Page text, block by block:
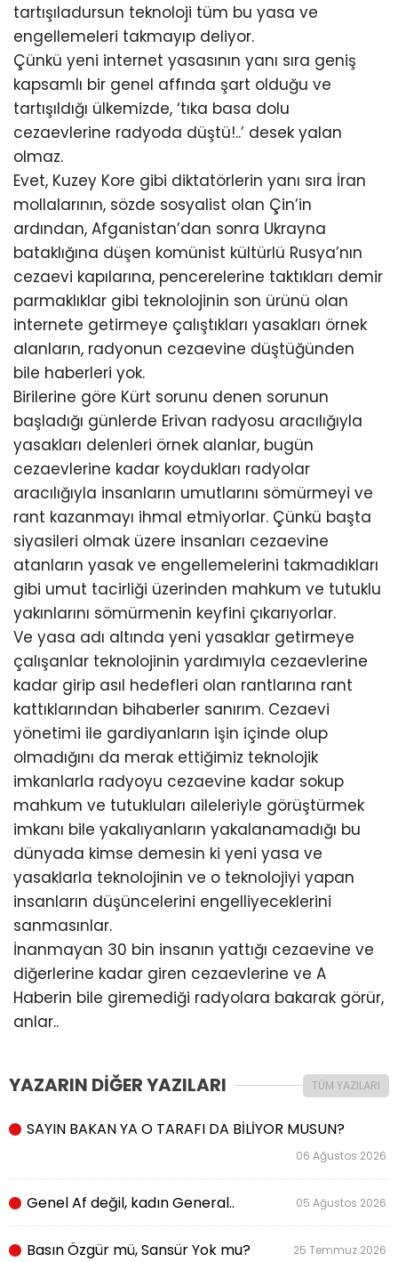
tartışıladursun teknoloji tüm bu yasa ve
engellemeleri takmayıp deliyor.
Çünkü yeni internet yasasının yanı sıra geniş
kapsamlı bir genel affında şart olduğu ve
tartışıldığı ülkemizde, ‘tıka basa dolu
cezaevlerine radyoda düştü!..’ desek yalan
olmaz.
Evet, Kuzey Kore gibi diktatörlerin yanı sıra İran
mollalarının, sözde sosyalist olan Çin’in
ardından, Afganistan’dan sonra Ukrayna
bataklığına düşen komünist kültürlü Rusya’nın
cezaevi kapılarına, pencerelerine taktıkları demir
parmaklıklar gibi teknolojinin son ürünü olan
internete getirmeye çalıştıkları yasakları örnek
alanların, radyonun cezaevine düştüğünden
bile haberleri yok.
Birilerine göre Kürt sorunu denen sorunun
başladığı günlerde Erivan radyosu aracılığıyla
yasakları delenleri örnek alanlar, bugün
cezaevlerine kadar koydukları radyolar
aracılığıyla insanların umutlarını sömürmeyi ve
rant kazanmayı ihmal etmiyorlar. Çünkü başta
siyasileri olmak üzere insanları cezaevine
atanların yasak ve engellemelerini takmadıkları
gibi umut tacirliği üzerinden mahkum ve tutuklu
yakınlarını sömürmenin keyfini çıkarıyorlar.
Ve yasa adı altında yeni yasaklar getirmeye
çalışanlar teknolojinin yardımıyla cezaevlerine
kadar girip asıl hedefleri olan rantlarına rant
kattıklarından bihaberler sanırım. Cezaevi
yönetimi ile gardiyanların işin içinde olup
olmadığını da merak ettiğimiz teknolojik
imkanlarla radyoyu cezaevine kadar sokup
mahkum ve tutukluları aileleriyle görüştürmek
imkanı bile yakalıyanların yakalanamadığı bu
dünyada kimse demesin ki yeni yasa ve
yasaklarla teknolojinin ve o teknolojiyi yapan
insanların düşüncelerini engelliyeceklerini
sanmasınlar.
İnanmayan 30 bin insanın yattığı cezaevine ve
diğerlerine kadar giren cezaevlerine ve A
Haberin bile giremediği radyolara bakarak görür,
anlar..
YAZARIN DİĞER YAZILARI TÜM YAZILARI
SAYIN BAKAN YA O TARAFI DA BİLİYOR MUSUN?
06 Ağustos 2026
Genel Af değil, kadın General.. 05 Ağustos 2026
Basın Özgür mü, Sansür Yok mu? 25 Temmuz 2026